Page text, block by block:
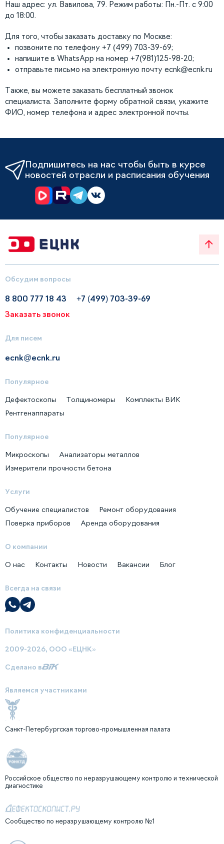
Наш адрес: ул. Вавилова, 79. Режим работы: Пн.-Пт. с 9:00
до 18:00.
Для того, чтобы заказать доставку по Москве:
позвоните по телефону +7 (499) 703-39-69;
напишите в WhatsApp на номер +7(981)125-98-20;
отправьте письмо на электронную почту ecnk@ecnk.ru
Также, вы можете заказать бесплатный звонок
специалиста. Заполните форму обратной связи, укажите
ФИО, номер телефона и адрес электронной почты.
Подпишитесь на нас чтобы быть в курсе
новостей отрасли и расписания обучения
Обсудим вопросы
8 800 777 18 43
+7 (499) 703-39-69
Заказать звонок
Для писем
ecnk@ecnk.ru
Популярное
Дефектоскопы Толщиномеры
Комплекты ВИК
Рентгенаппараты
Популярное
Микроскопы
Анализаторы металлов
Измерители прочности бетона
Услуги
Обучение специалистов
Ремонт оборудования
Поверка приборов
Аренда оборудования
О компании
О нас Контакты Новости Вакансии Блог
Всегда на связи
Политика конфиденциальности
2009-2026, ООО «ЕЦНК»
Сделано в
Являемся участниками
Санкт-Петербургская торгово-промышленная палата
Российское общество по неразрушающему контролю и технической
диагностике
Сообщество по неразрушающему контролю №1